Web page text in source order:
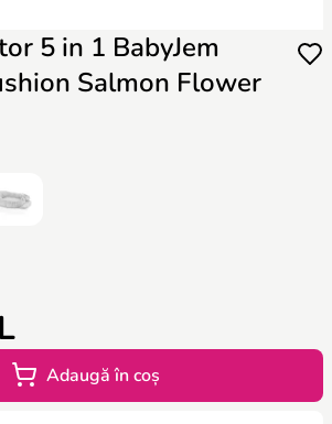
5 in 1 BabyJem
Salmon Flower
Adaugă în coș